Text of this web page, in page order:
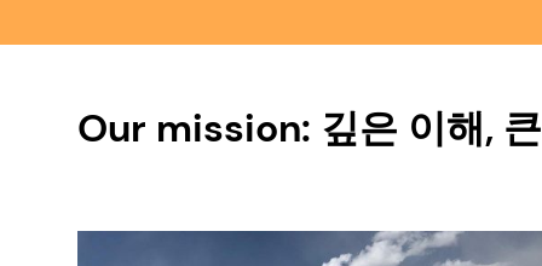
Our mission: 깊은 이해,